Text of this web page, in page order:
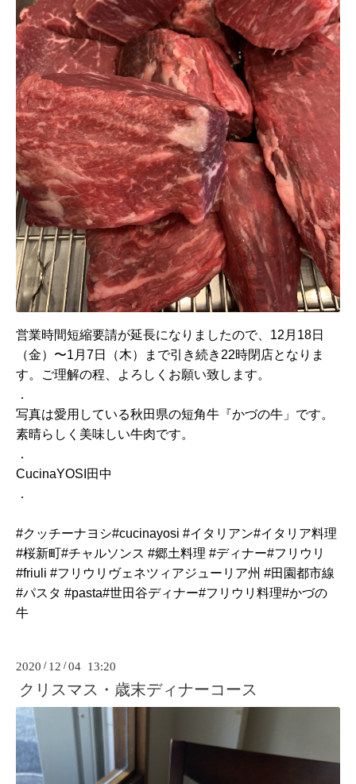
営業時間短縮要請が延長になりましたので、12月18日
（金）〜1月7日（木）まで引き続き22時閉店となりま
す。ご理解の程、よろしくお願い致します。
．
写真は愛用している秋田県の短角牛『かづの牛」です。
素晴らしく美味しい牛肉です。
．
CucinaYOSI田中
．
#クッチーナヨシ#cucinayosi #イタリアン#イタリア料理
#桜新町#チャルソンス #郷土料理 #ディナー#フリウリ
#friuli #フリウリヴェネツィアジューリア州 #田園都市線
#パスタ #pasta#世田谷ディナー#フリウリ料理#かづの
牛
2020 / 12 /04 13:20
クリスマス・歳末ディナーコース